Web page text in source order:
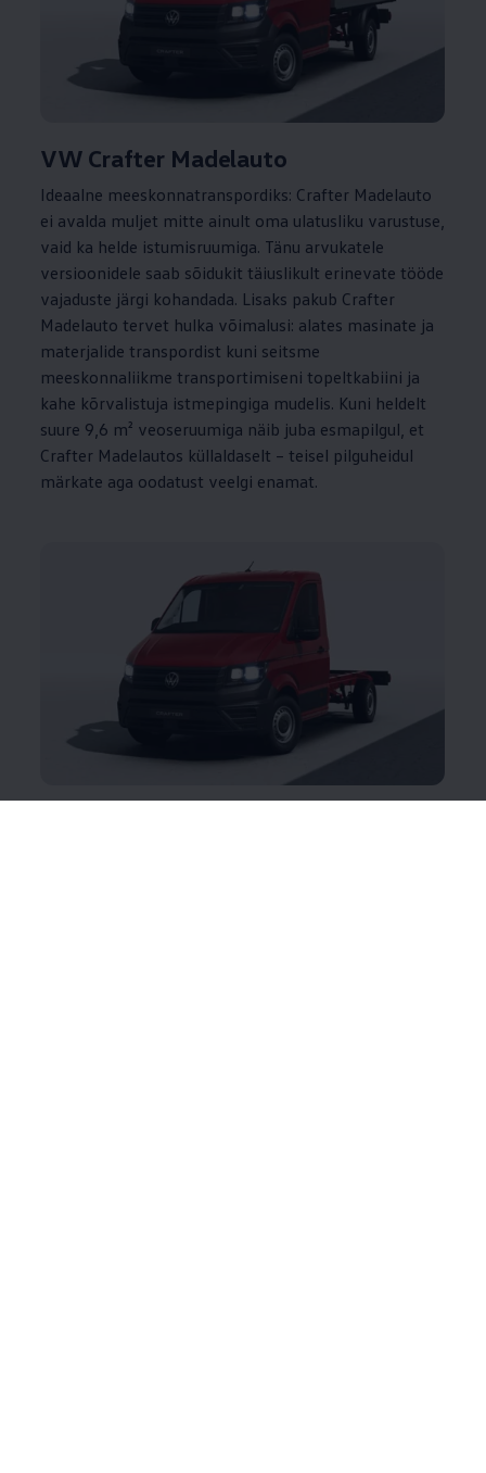
VW Crafter Madelauto
Ideaalne meeskonnatranspordiks: Crafter Madelauto
ei avalda muljet mitte ainult oma ulatusliku varustuse,
vaid ka helde istumisruumiga. Tänu arvukatele
versioonidele saab sõidukit täiuslikult erinevate tööde
vajaduste järgi kohandada. Lisaks pakub Crafter
Madelauto tervet hulka võimalusi: alates masinate ja
materjalide transpordist kuni seitsme
meeskonnaliikme transportimiseni topeltkabiini ja
kahe kõrvalistuja istmepingiga mudelis. Kuni heldelt
suure 9,6 m² veoseruumiga näib juba esmapilgul, et
Crafter Madelautos küllaldaselt – teisel pilguheidul
märkate aga oodatust veelgi enamat.